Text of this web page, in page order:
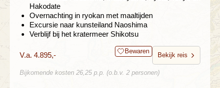
Hakodate
Overnachting in ryokan met maaltijden
Excursie naar kunsteiland Naoshima
Verblijf bij het kratermeer Shikotsu
V.a. 4.895,- Bewaren
Bekijk reis
Bijkomende kosten 26,25 p.p. (o.b.v. 2 personen)